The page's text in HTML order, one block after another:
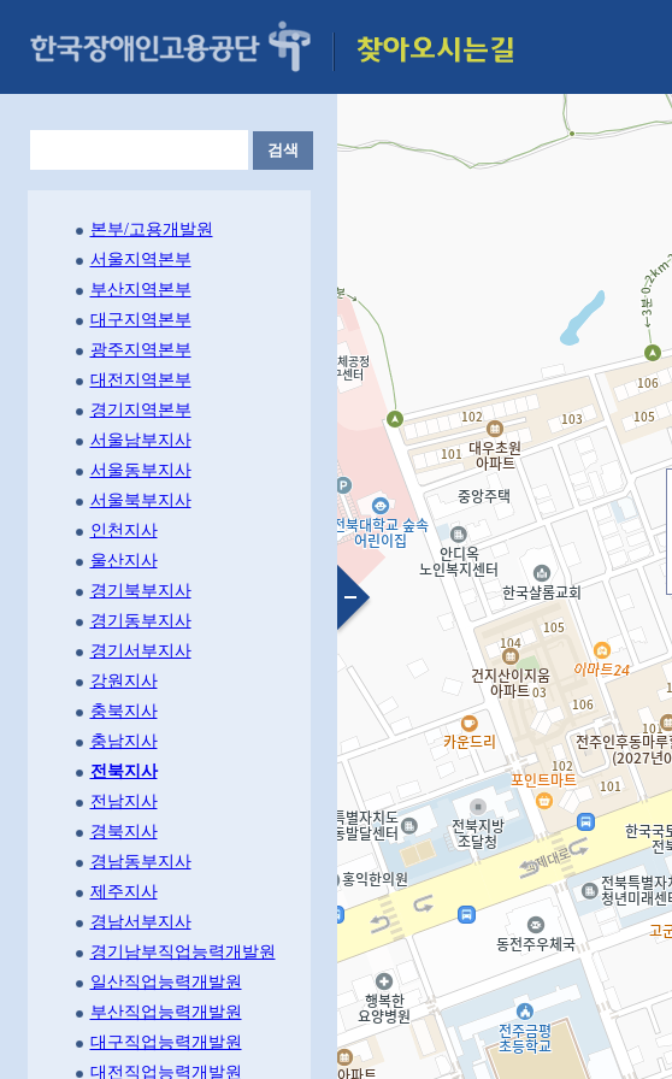
검색
본부/고용개발원
서울지역본부
부산지역본부
대구지역본부
광주지역본부
대전지역본부
경기지역본부
서울남부지사
서울동부지사
서울북부지사
인천지사
울산지사
경기북부지사
경기동부지사
경기서부지사
강원지사
충북지사
충남지사
전북지사
전남지사
경북지사
경남동부지사
제주지사
경남서부지사
경기남부직업능력개발원
일산직업능력개발원
부산직업능력개발원
대구직업능력개발원
대전직업능력개발원